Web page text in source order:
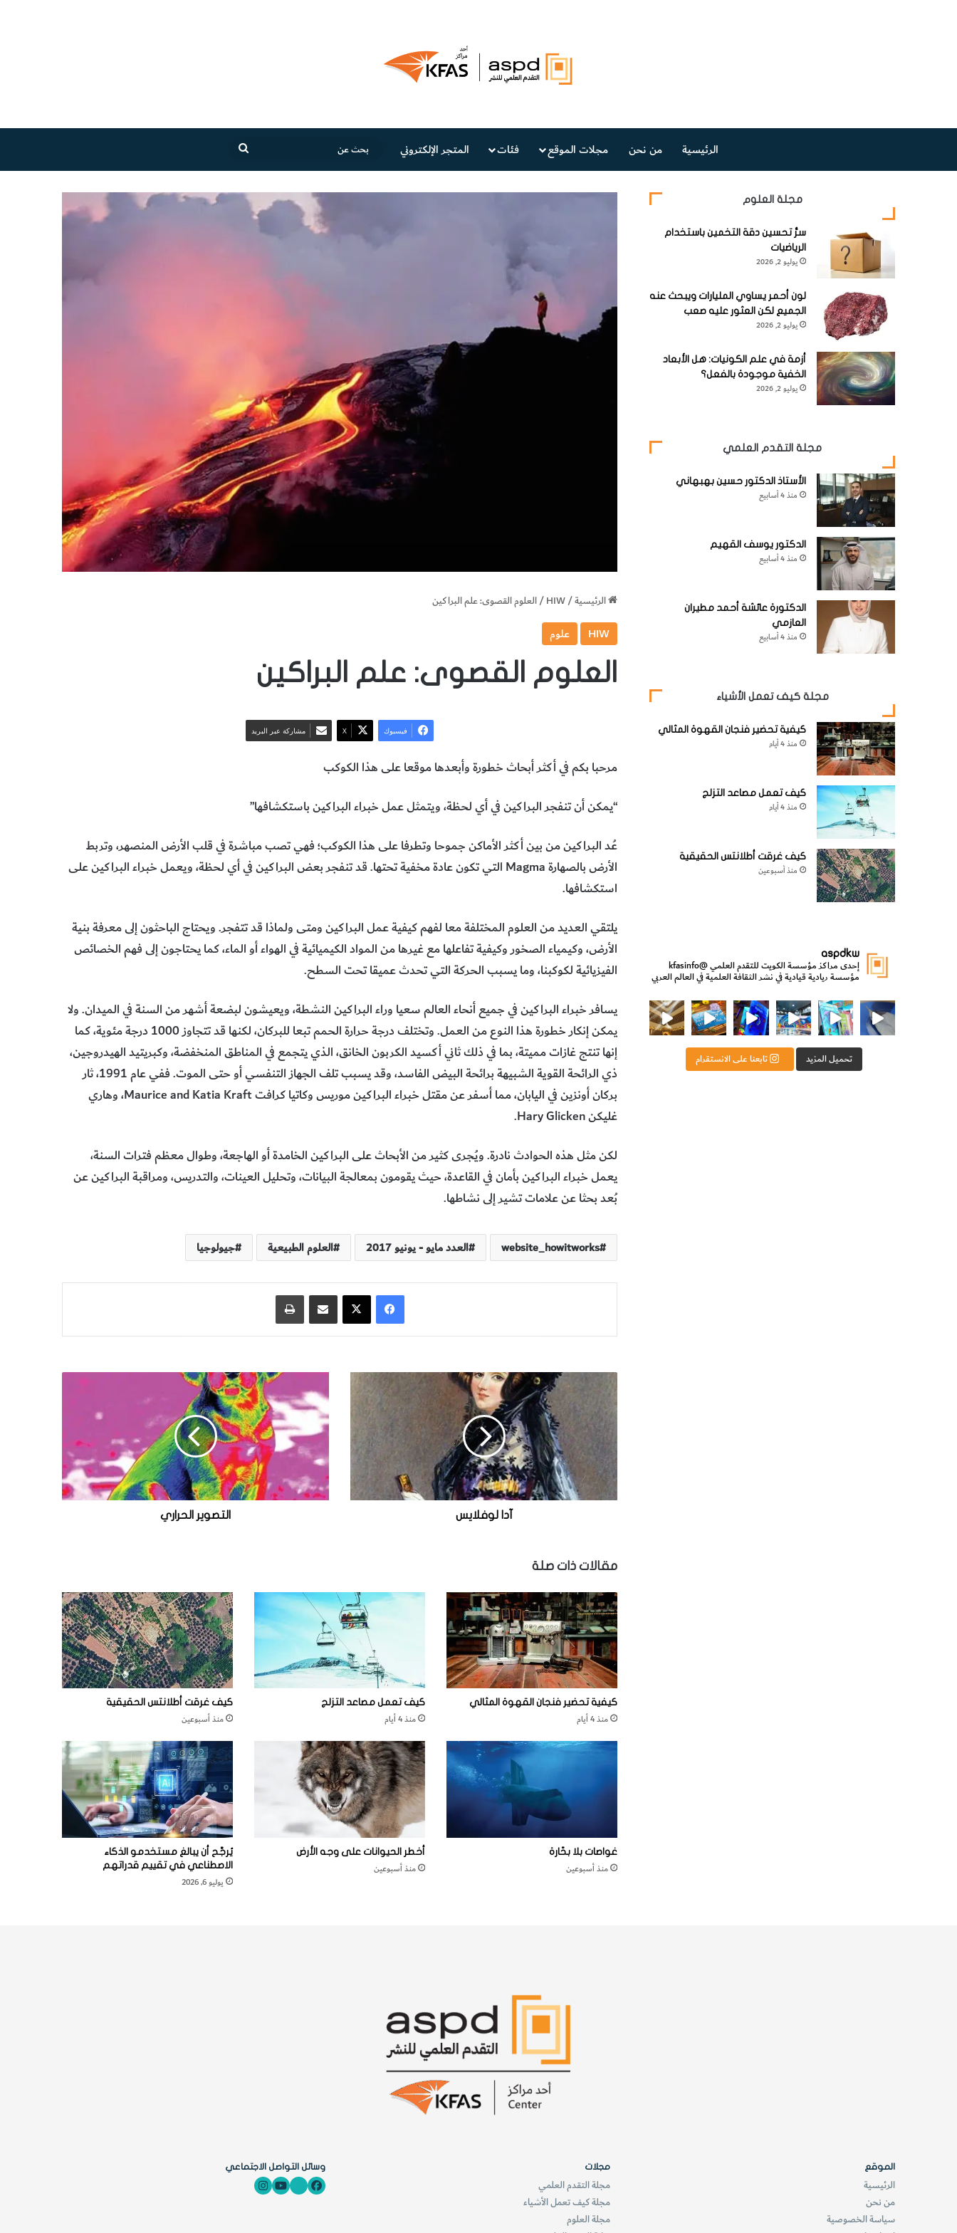
الرئيسية من نحن مجلات الموقع فئات المتجر الإلكتروني
عن
الرئيسية/
HIW
/العلوم القصوى: علم البراكين
HIW علوم
العلوم القصوى: علم البراكين
فيسبوك ‫X مشاركة عبر البريد
مرحبا بكم في أكثر أبحاث خطورة وأبعدها موقعا على هذا الكوكب
“يمكن أن تنفجر البراكين في أي لحظة، ويتمثل عمل خبراء البراكين باستكشافها”
عُد البراكين من بين أكثر الأماكن جموحا وتطرفا على هذا الكوكب؛ فهي تصب مباشرة في قلب الأرض المنصهر، وتربط
الأرض بالصهارة Magma التي تكون عادة مخفية تحتها. قد تنفجر بعض البراكين في أي لحظة، ويعمل خبراء البراكين على
استكشافها.
يلتقي العديد من العلوم المختلفة معا لفهم كيفية عمل البراكين ومتى ولماذا قد تتفجر. ويحتاج الباحثون إلى معرفة بنية
الأرض، وكيمياء الصخور وكيفية تفاعلها مع غيرها من المواد الكيميائية في الهواء أو الماء، كما يحتاجون إلى فهم الخصائص
الفيزيائية لكوكبنا، وما يسبب الحركة التي تحدث عميقا تحت السطح.
يسافر خبراء البراكين في جميع أنحاء العالم سعيا وراء البراكين النشطة، ويعيشون لبضعة أشهر من السنة في الميدان. ولا
يمكن إنكار خطورة هذا النوع من العمل. وتختلف درجة حرارة الحمم تبعا للبركان، لكنها قد تتجاوز 1000 درجة مئوية، كما
إنها تنتج غازات مميتة، بما في ذلك ثاني أكسيد الكربون الخانق، الذي يتجمع في المناطق المنخفضة، وكبريتيد الهيدروجين،
ذي الرائحة القوية الشبيهة برائحة البيض الفاسد، وقد يسبب تلف الجهاز التنفسي أو حتى الموت. ففي عام 1991، ثار
بركان أونزين في اليابان، مما أسفر عن مقتل خبراء البراكين موريس وكاتيا كرافت Maurice and Katia Kraft، وهاري
غليكن Hary Glicken.
لكن مثل هذه الحوادث نادرة. ويُجرى كثير من الأبحاث على البراكين الخامدة أو الهاجعة، وطوال معظم فترات السنة،
يعمل خبراء البراكين بأمان في القاعدة، حيث يقومون بمعالجة البيانات، وتحليل العينات، والتدريس، ومراقبة البراكين عن
بُعد بحثا عن علامات تشير إلى نشاطها.
website_howitworks العدد مايو - يونيو 2017 العلوم الطبيعية جيولوجيا
فيسبوك ‫X مشاركة عبر البريد
د
ا
و
ف
ل
ا
ي
آدا لوفلايس
ل
ت
ص
ي
ر
ا
ل
التصوير الحراري
مقالات ذات صلة
كيفية تحضير فنجان القهوة المثالي
منذ 4 أيام
كيف تعمل مصاعد التزلج
منذ 4 أيام
كيف غرقت أطلانتس الحقيقية
منذ أسبوعين
غواصات بلا بحّارة
منذ أسبوعين
أخطر الحيوانات على وجه الأرض
منذ أسبوعين
يُرجَّح أن يبالغ مستخدمو الذكاء
الاصطناعي في تقييم قدراتهم
يوليو 6, 2026
مجلة العلوم
سرُّ تحسين دقة التخمين باستخدام
الرياضيات
يوليو 2, 2026
لون أحمر يساوي المليارات ويبحث عنه
الجميع لكن العثور عليه صعب
يوليو 2, 2026
أزمة في علم الكونيات: هل الأبعاد
الخفية موجودة بالفعل؟
يوليو 2, 2026
مجلة التقدم العلمي
الأستاذ الدكتور حسين بهبهاني
منذ 4 أسابيع
الدكتور يوسف القهيم
منذ 4 أسابيع
الدكتورة عائشة أحمد مطيران
العازمي
منذ 4 أسابيع
مجلة كيف تعمل الأشياء
كيفية تحضير فنجان القهوة المثالي
منذ 4 أيام
كيف تعمل مصاعد التزلج
منذ 4 أيام
كيف غرقت أطلانتس الحقيقية
منذ أسبوعين
aspdkw
إحدى مراكز مؤسسة الكويت للتقدم العلمي@kfasinfo
مؤسسة ريادية قيادية في نشر الثقافة العلمية في العالم العربي
ووزير الدولة لشؤون الش
من الأعماق نكتشف ومن الكتب نتعلّم⁨ رجعنا! ما كنّا بعيد! مجهزين لكم كل جديد!⁩
تحميل المزيد تابعنا على الانستقرام
الموقع
الرئيسية
من نحن
سياسة الخصوصية
مجلات
مجلة التقدم العلمي
مجلة كيف تعمل الأشياء
مجلة العلوم
وسائل التواصل الاجتماعي